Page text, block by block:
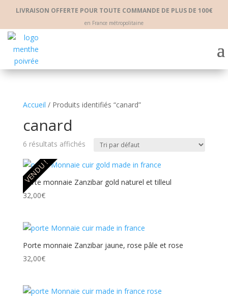
LIVRAISON OFFERTE POUR TOUTE COMMANDE DE PLUS DE 100€
en France métropolitaine
Accueil / Produits identifiés “canard”
canard
6 résultats affichés
VENDU !
Porte monnaie Zanzibar gold naturel et tilleul
32,00€
Porte monnaie Zanzibar jaune, rose pâle et rose
32,00€